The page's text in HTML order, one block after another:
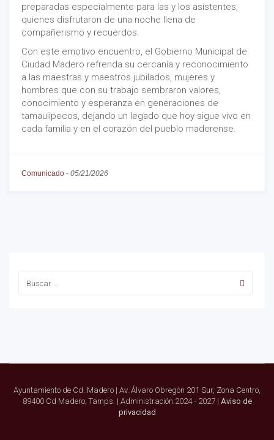
preparadas especialmente para las y los asistentes,
quienes disfrutaron de una noche llena de
compañerismo y recuerdos.
Con este emotivo encuentro, el Gobierno Municipal de
Ciudad Madero refrenda su cercanía y reconocimiento
a las maestras y maestros jubilados, mujeres y
hombres que con su trabajo sembraron valores,
conocimiento y esperanza en generaciones de
tamaulipecos, dejando un legado que hoy sigue vivo en
cada familia y en el corazón del pueblo maderense.
Comunicado - 05/21/2026
Ayuntamiento de Cd. Madero | Av. Álvaro Obregón 201 Sur, Zona Centro,
89400 Cd Madero, Tamps. | Administración 2024 - 2027 | Aviso de
privacidad